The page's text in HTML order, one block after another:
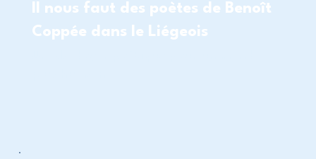
Il nous faut des poètes de Benoît
Coppée dans le Liégeois